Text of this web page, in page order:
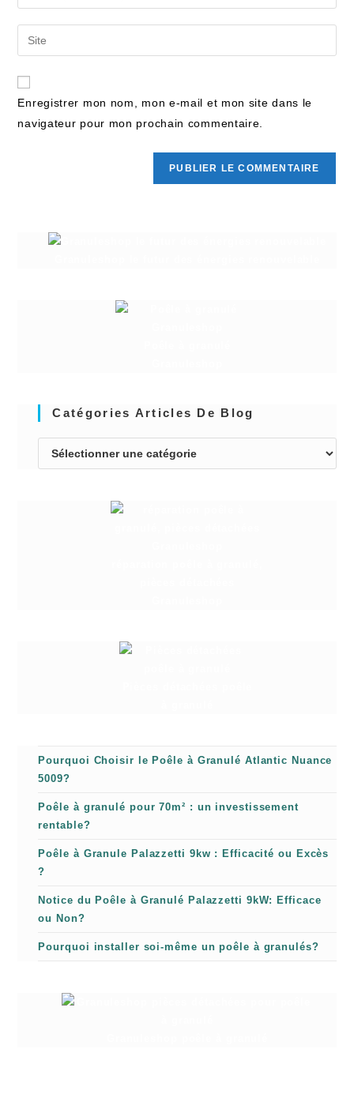
Enregistrer mon nom, mon e-mail et mon site dans le
navigateur pour mon prochain commentaire.
Catégories Articles De Blog
Pourquoi Choisir le Poêle à Granulé Atlantic Nuance
5009?
Poêle à granulé pour 70m² : un investissement
rentable?
Poêle à Granule Palazzetti 9kw : Efficacité ou Excès
?
Notice du Poêle à Granulé Palazzetti 9kW: Efficace
ou Non?
Pourquoi installer soi-même un poêle à granulés?